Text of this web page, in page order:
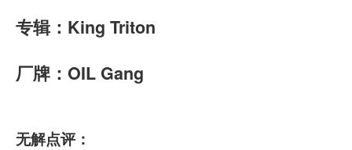
专辑：King Triton
厂牌：OIL Gang
无解点评：